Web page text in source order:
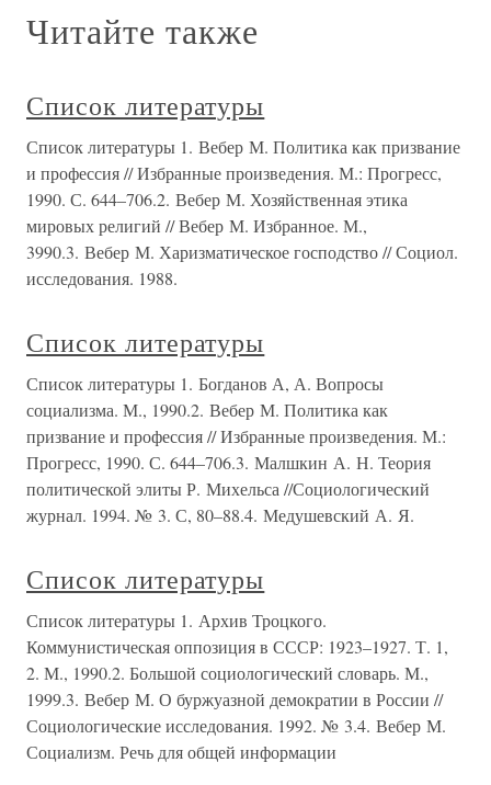
Читайте также
Список литературы
Список литературы 1. Вебер М. Политика как призвание
и профессия // Избранные произведения. М.: Прогресс,
1990. С. 644–706.2. Вебер М. Хозяйственная этика
мировых религий // Вебер М. Избранное. М.,
3990.3. Вебер М. Харизматическое господство // Социол.
исследования. 1988.
Список литературы
Список литературы 1. Богданов А, А. Вопросы
социализма. М., 1990.2. Вебер М. Политика как
призвание и профессия // Избранные произведения. М.:
Прогресс, 1990. С. 644–706.3. Малшкин А. Н. Теория
политической элиты Р. Михельса //Социологический
журнал. 1994. № 3. С, 80–88.4. Медушевский А. Я.
Список литературы
Список литературы 1. Архив Троцкого.
Коммунистическая оппозиция в СССР: 1923–1927. Т. 1,
2. М., 1990.2. Большой социологический словарь. М.,
1999.3. Вебер М. О буржуазной демократии в России //
Социологические исследования. 1992. № 3.4. Вебер М.
Социализм. Речь для общей информации